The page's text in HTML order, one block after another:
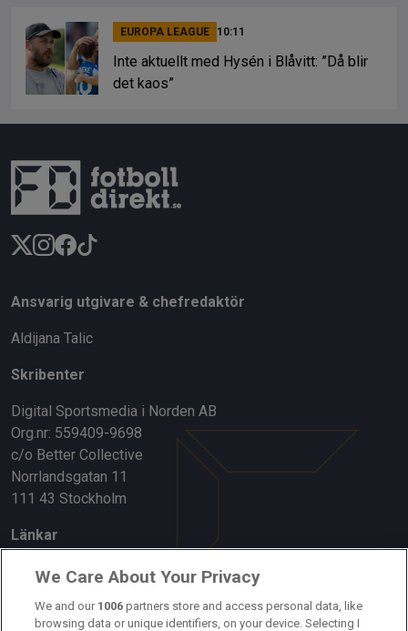
EUROPA LEAGUE 10:11
Inte aktuellt med Hysén i Blåvitt: ”Då blir
det kaos”
Ansvarig utgivare & chefredaktör
Aldijana Talic
Skribenter
Digital Sportsmedia i Norden AB
Org.nr: 559409-9698
c/o Better Collective
Norrlandsgatan 11
111 43 Stockholm
Länkar
Om oss
Kontakta oss
We Care About Your Privacy
We and our 1006 partners store and access personal data, like
browsing data or unique identifiers, on your device. Selecting I